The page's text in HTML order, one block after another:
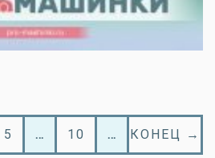
5 … 10 … КОНЕЦ →